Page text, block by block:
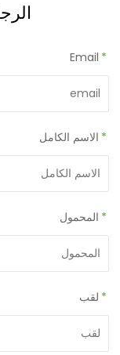
*
Email
* الاسم الكامل
* المحمول
* لقب